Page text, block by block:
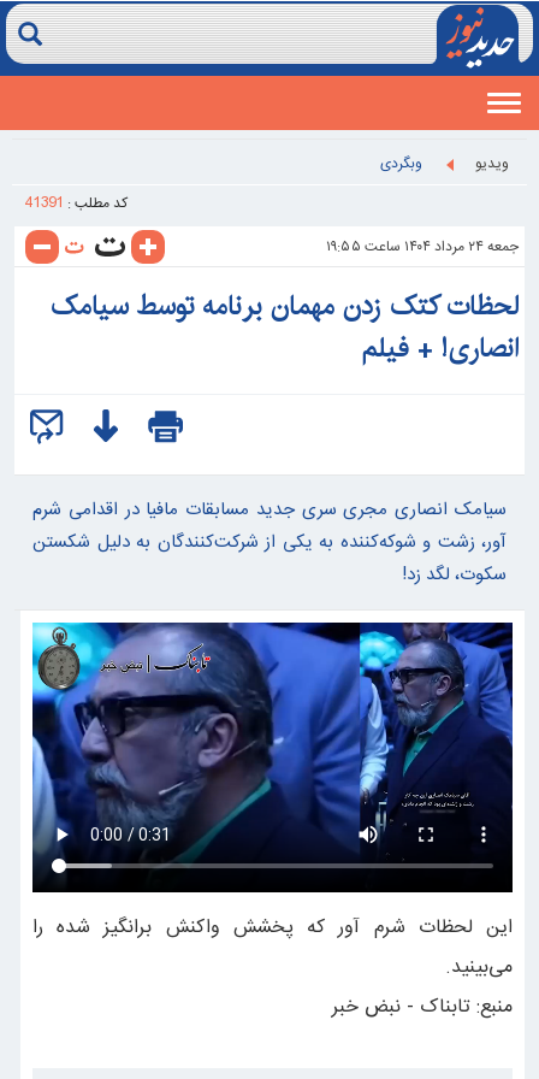
Toggle
navigation
ويديو
وبگردی
کد مطلب : 41391
جمعه ۲۴ مرداد ۱۴۰۴ ساعت ۱۹:۵۵
لحظات کتک زدن مهمان برنامه توسط سیامک
انصاری! + فیلم
سیامک انصاری مجری سری جدید مسابقات مافیا در اقدامی شرم
آور، زشت و شوکه‌کننده به یکی از شرکت‌کنندگان به دلیل شکستن
سکوت، لگد زد!
این لحظات شرم آور که پخشش واکنش برانگیز شده را
می‌بینید.
منبع: تابناک - نبض خبر